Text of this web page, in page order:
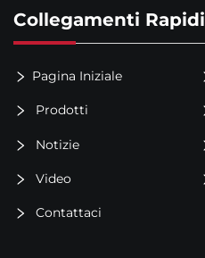
Collegamenti Rapidi
Pagina Iniziale
Prodotti
Notizie
Video
Contattaci